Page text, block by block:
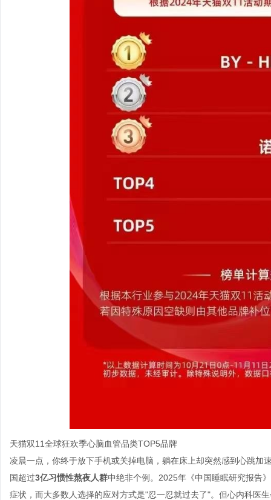
天猫双11全球狂欢季心脑血管品类TOP5品牌
凌晨一点，你终于放下手机或关掉电脑，躺在床上却突然感到心跳
国超过3亿习惯性熬夜人群中绝非个例。2025年《中国睡眠研究报告
症状，而大多数人选择的应对方式是"忍一忍就过去了"。但心内科医